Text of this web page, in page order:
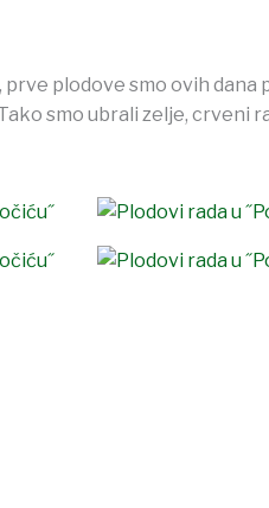
plodove smo ovih dana
smo ubrali zelje, crveni